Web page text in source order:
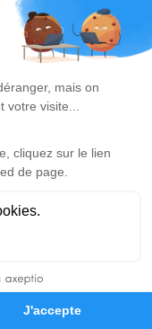
Hommages
des
un lieu
de
est